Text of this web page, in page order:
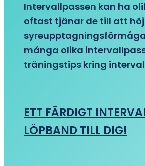
Intervallpassen kan ha
oftast tjänar de till att
många olika
träningstips kring
ETT FÄRDIGT
LÖPBAND TILL DIG!